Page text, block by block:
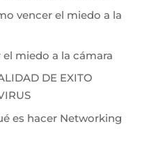
vencer el miedo a la
miedo a la cámara
DE EXITO
es hacer Networking